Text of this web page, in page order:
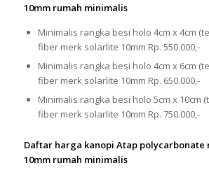
10mm rumah minimalis
Minimalis rangka besi holo 4cm x 4cm
fiber merk solarlite 10mm Rp. 550.000,-
Minimalis rangka besi holo 4cm x 6cm
fiber merk solarlite 10mm Rp. 650.000,-
Minimalis rangka besi holo 5cm x 10cm
fiber merk solarlite 10mm Rp. 750.000,-
Daftar harga kanopi Atap
10mm rumah minimalis